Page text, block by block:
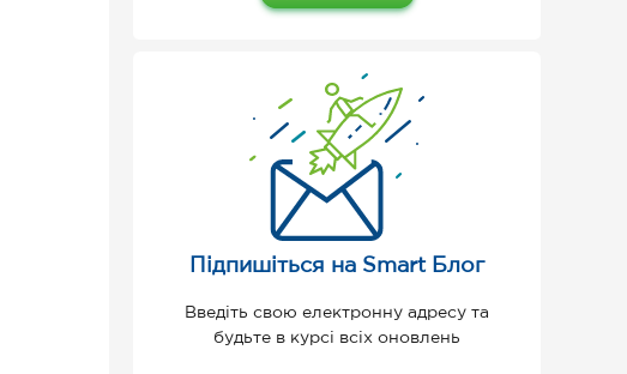
Підпишіться на Smart Блог
Введіть свою електронну адресу та
будьте в курсі всіх оновлень